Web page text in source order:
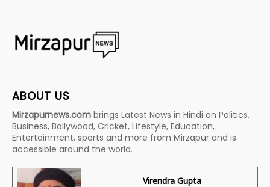
ABOUT US
Mirzapurnews.com brings Latest News in Hindi on Politics,
Business, Bollywood, Cricket, Lifestyle, Education,
Entertainment, sports and more from Mirzapur and is
accessible around the world.
Virendra Gupta